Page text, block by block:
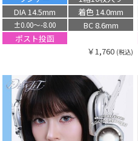
DIA 14.5mm
着色 14.0mm
±0.00〜-8.00
BC 8.6mm
ポスト投函
￥1,760 (税込)